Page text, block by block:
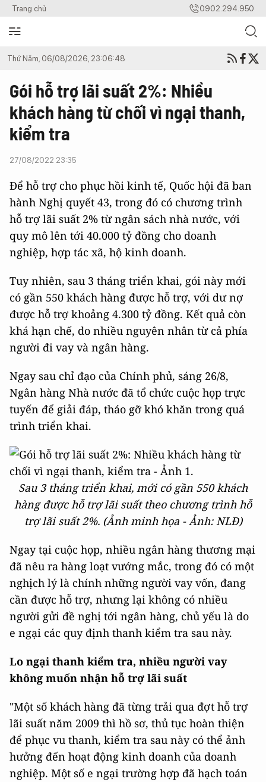
Trang chủ 0902.294.950
Thứ Năm, 06/08/2026, 23:06:48
Gói hỗ trợ lãi suất 2%: Nhiều
khách hàng từ chối vì ngại thanh,
kiểm tra
27/08/2022 23:35
Để hỗ trợ cho phục hồi kinh tế, Quốc hội đã ban
hành Nghị quyết 43, trong đó có chương trình
hỗ trợ lãi suất 2% từ ngân sách nhà nước, với
quy mô lên tới 40.000 tỷ đồng cho doanh
nghiệp, hợp tác xã, hộ kinh doanh.
Tuy nhiên, sau 3 tháng triển khai, gói này mới
có gần 550 khách hàng được hỗ trợ, với dư nợ
được hỗ trợ khoảng 4.300 tỷ đồng. Kết quả còn
khá hạn chế, do nhiều nguyên nhân từ cả phía
người đi vay và ngân hàng.
Ngay sau chỉ đạo của Chính phủ, sáng 26/8,
Ngân hàng Nhà nước đã tổ chức cuộc họp trực
tuyến để giải đáp, tháo gỡ khó khăn trong quá
trình triển khai.
Sau 3 tháng triển khai, mới có gần 550 khách
hàng được hỗ trợ lãi suất theo chương trình hỗ
trợ lãi suất 2%. (Ảnh minh họa - Ảnh: NLĐ)
Ngay tại cuộc họp, nhiều ngân hàng thương mại
đã nêu ra hàng loạt vướng mắc, trong đó có một
nghịch lý là chính những người vay vốn, đang
cần được hỗ trợ, nhưng lại không có nhiều
người gửi đề nghị tới ngân hàng, chủ yếu là do
e ngại các quy định thanh kiểm tra sau này.
Lo ngại thanh kiểm tra, nhiều người vay
không muốn nhận hỗ trợ lãi suất
"Một số khách hàng đã từng trải qua đợt hỗ trợ
lãi suất năm 2009 thì hồ sơ, thủ tục hoàn thiện
để phục vu thanh, kiểm tra sau này có thể ảnh
hưởng đến hoạt động kinh doanh của doanh
nghiệp. Một số e ngại trường hợp đã hạch toán